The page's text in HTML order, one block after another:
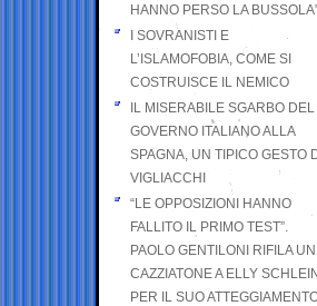
HANNO PERSO LA
I SOVRANISTI E
L’ISLAMOFOBIA, COME SI
COSTRUISCE IL NEMICO
IL MISERABILE SGARBO DEL
GOVERNO ITALIANO ALLA
SPAGNA, UN TIPICO GESTO
VIGLIACCHI
“LE OPPOSIZIONI HANNO
FALLITO IL PRIMO TEST”.
PAOLO GENTILONI RIFILA UN
CAZZIATONE A ELLY SCHLEIN
PER IL SUO